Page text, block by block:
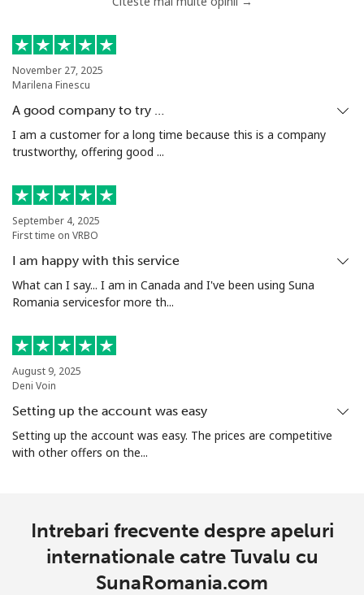
169 min pentru ⁦£10⁩
Mobil ⁦18.5p⁩
Tunisia
Telefon
⁦80.9p⁩
Turkey
Telefon
⁦3.9p⁩ 256 min pentru ⁦£10⁩
Mobil ⁦24.5p⁩
Telefon
fix
⁦24.5p⁩ 40 min pentru ⁦£10⁩ -
Turks And Caicos Islands
⁦26.5p⁩ 37 min pentru ⁦£10⁩
November 27, 2025
Marilena Finescu
A good company to try …
I am a customer for a long time because this is a company
trustworthy, offering good ...
September 4, 2025
First time on VRBO
I am happy with this service
What can I say... I am in Canada and I've been using Suna
Romania servicesfor more th...
August 9, 2025
Deni Voin
Setting up the account was easy
Setting up the account was easy. The prices are competitive
with other offers on the...
Intrebari frecvente despre apeluri
internationale catre Tuvalu cu
SunaRomania.com